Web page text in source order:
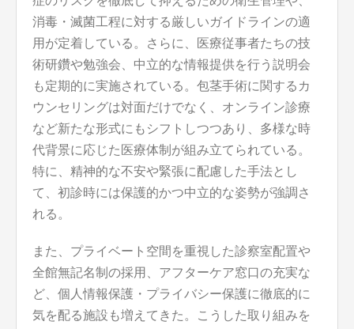
消毒・滅菌工程に対する厳しいガイドラインの適
用が定着している。さらに、医療従事者たちの技
術研鑽や勉強会、中立的な情報提供を行う説明会
も定期的に実施されている。包茎手術に関するカ
ウンセリングは対面だけでなく、オンライン診療
など新たな形式にもシフトしつつあり、多様な時
代背景に応じた医療体制が組み立てられている。
特に、精神的な不安や緊張に配慮した手法とし
て、初診時には保護的かつ中立的な姿勢が強調さ
れる。
また、プライベート空間を重視した診察室配置や
全館無記名制の採用、アフターケア窓口の充実な
ど、個人情報保護・プライバシー保護に徹底的に
気を配る施設も増えてきた。こうした取り組みを